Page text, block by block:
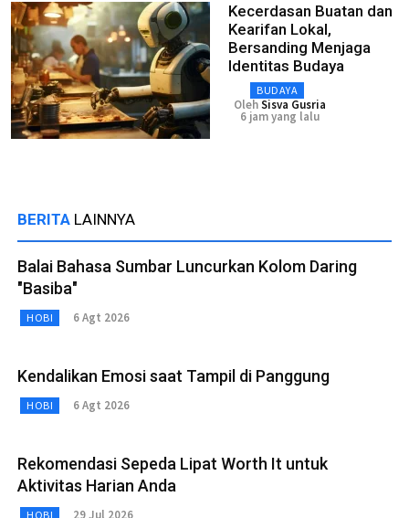
Kecerdasan Buatan dan
Kearifan Lokal,
Bersanding Menjaga
Identitas Budaya
BUDAYA
OlehSisva Gusria
6 jam yang lalu
BERITA LAINNYA
Balai Bahasa Sumbar Luncurkan Kolom Daring
"Basiba"
HOBI 6 Agt 2026
Kendalikan Emosi saat Tampil di Panggung
HOBI 6 Agt 2026
Rekomendasi Sepeda Lipat Worth It untuk
Aktivitas Harian Anda
HOBI